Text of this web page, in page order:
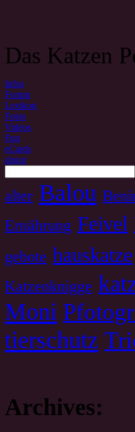
Das Katzen
Infos
Forum
Lexikon
Fotos
Videos
Fun
eCards
about
alter Balou
Ernährung Feivel
gebote hauskatze
Katzenknigge
Moni
tierschutz
Archives: